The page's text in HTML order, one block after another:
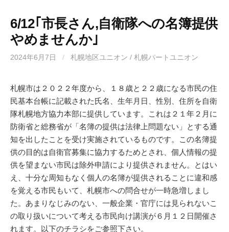
6/12｢市長さん,自衛隊への名簿提供
やめませんか｣
2024年6月7日 / 札幌地区ユニオン / 札幌パートユニオン
札幌市は２０２２年度から、１８歳と２２歳になる市民の住
民基本台帳に記載された氏名、生年月日、性別、住所を自衛
隊札幌地方協力本部に提供しています。これは２１年２月に
防衛省と総務省が「名簿の提供は法律上問題ない」とする通
知を出したことを受け実施されているものです。この名簿提
供の目的は自衛官募集に協力するためとされ、個人情報の提
供を望まない市民は除外申請により提供されません。とはい
え、十分な周知もなく個人の名簿が提供されることに違和感
を覚える市民もいて、札幌市への問合せが一時急増しまし
た。あまりなじみのない、一般企業・官庁には見られないこ
の取り扱いについて考える市民向け講演が６月１２日開催さ
れます。以下のチラシをご参照下さい。